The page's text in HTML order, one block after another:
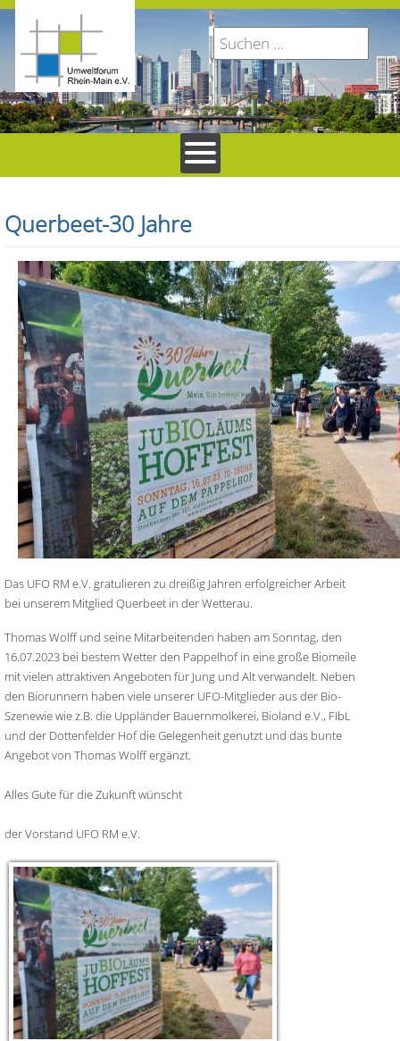
Querbeet-30 Jahre
Das UFO RM e.V. gratulieren zu dreißig Jahren erfolgreicher Arbeit
bei unserem Mitglied Querbeet in der Wetterau.
Thomas Wolff und seine Mitarbeitenden haben am Sonntag, den
16.07.2023 bei bestem Wetter den Pappelhof in eine große Biomeile
mit vielen attraktiven Angeboten für Jung und Alt verwandelt. Neben
den Biorunnern haben viele unserer UFO-Mitglieder aus der Bio-
Szenewie wie z.B. die Uppländer Bauernmolkerei, Bioland e.V., FIbL
und der Dottenfelder Hof die Gelegenheit genutzt und das bunte
Angebot von Thomas Wolff ergänzt.
Alles Gute für die Zukunft wünscht
der Vorstand UFO RM e.V.